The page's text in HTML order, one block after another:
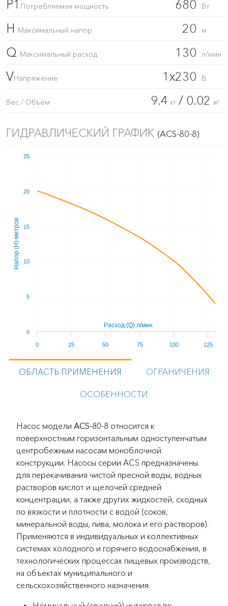
P1 Потребляемая мощность 680 Вт
H Максимальный напор 20 м
Q Максимальный расход 130 л/мин
VНапряжение 1x230 В
Вес / Объём 9.4 кг / 0.02 ㎥
ГИДРАВЛИЧЕСКИЙ ГРАФИК (ACS-80-8)
Расход (Q) л/мин
Напор (Н) метров
0 25 50 75 100 125
0
5
10
15
20
25
ОБЛАСТЬ ПРИМЕНЕНИЯ ОГРАНИЧЕНИЯ
ОСОБЕННОСТИ
Насос модели ACS-80-8 относится к
поверхностным горизонтальным одноступенчатым
центробежным насосам моноблочной
конструкции. Насосы серии ACS предназначены
для перекачивания чистой пресной воды, водных
растворов кислот и щелочей средней
концентрации, а также других жидкостей, сходных
по вязкости и плотности с водой (соков,
минеральной воды, пива, молока и его растворов).
Применяются в индивидуальных и коллективных
системах холодного и горячего водоснабжения, в
технологических процессах пищевых производств,
на объектах муниципального и
сельскохозяйственного назначения.